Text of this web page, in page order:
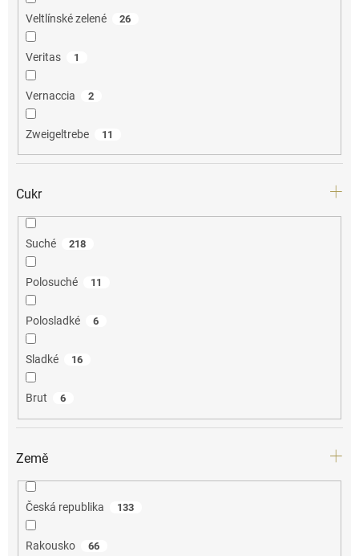
Veltlínské zelené 26
Veritas 1
Vernaccia 2
Zweigeltrebe 11
Cukr
Suché 218
Polosuché 11
Polosladké 6
Sladké 16
Brut 6
Země
Česká republika 133
Rakousko 66